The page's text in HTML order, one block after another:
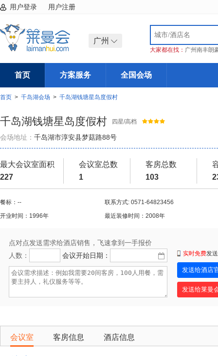
用户登录 用户注册
广州
大家都在找： 广州南丰朗
首页 方案服务 全国会场
首页 > 千岛湖会场 > 千岛湖钱塘星岛度假村
千岛湖钱塘星岛度假村 四星/高档
会场地址： 千岛湖市淳安县梦菇路88号
最大会议室面积
227
会议室总数
1
客房总数
103
餐标：--
联系方式: 0571-64823456
开业时间：1996年
最近装修时间：2008年
点对点发送需求给酒店销售，飞速拿到一手报价
人数：
会议开始日期： 实时免费发
会议室 客房信息 酒店信息